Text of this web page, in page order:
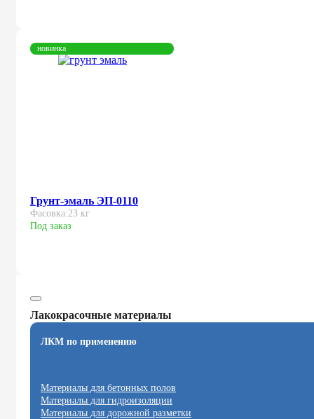
новинка
Грунт-эмаль ЭП-0110
Фасовка:23 кг
Под заказ
Лакокрасочные материалы
ЛКМ по применению
Материалы для бетонных полов
Материалы для гидроизоляции
Материалы для дорожной разметки